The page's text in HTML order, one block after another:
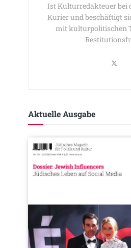
Ist Kulturredakteuer bei
Kurier und beschäftigt
mit kulturpolitischen
Aktuelle Ausgabe​